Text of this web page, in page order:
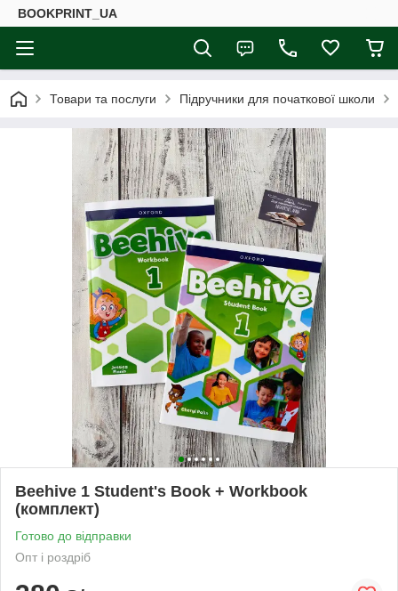
BOOKPRINT_UA
Товари та послуги Підручники для початкової школи
Beehive 1 Student's Book + Workbook
(комплект)
Готово до відправки
Опт і роздріб